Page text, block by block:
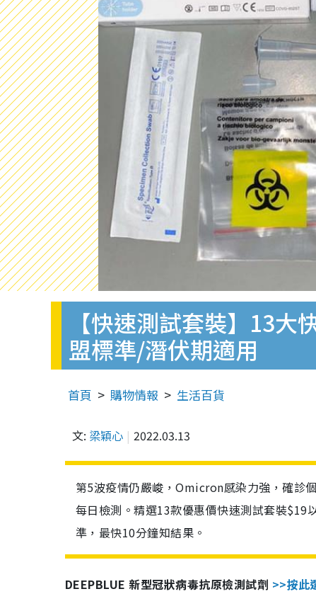
【快速測試套裝】13
盟標準/潛伏期適用
首頁 購物情報 生活百貨
文: 梁穎心 2022.03.13
第5波疫情仍嚴峻，Omicron感染力強，確診
每日檢測。精選13款優惠價快速測試套裝$19
準，最快10分鐘知結果。
DEEPBLUE 新型冠狀病毒抗原檢測試劑 >>按此